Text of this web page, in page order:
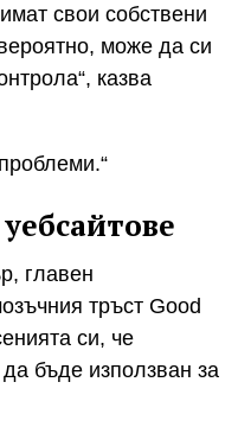
свои собствени
може да си
казва
главен
тръст Good
си, че
бъде използван за